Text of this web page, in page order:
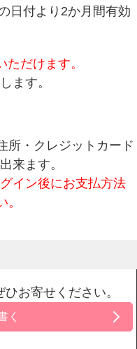
日付より2か月間有効
だけます。
ます。
所・クレジットカード
来ます。
イン後にお支払方法
お寄せください。
く